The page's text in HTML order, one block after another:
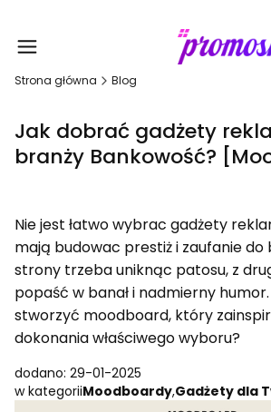
Strona główna Blog
Jak dobrać gadżety
branży Bankowość?
Nie jest łatwo wybrac gadżety
mają budowac prestiż i zaufanie do
strony trzeba uniknąc patosu, z
popaść w banał i nadmierny
stworzyć moodboard, który
dokonania właściwego wyboru?
dodano: 29-01-2025
w kategoriiMoodboardy,Gadżety dla